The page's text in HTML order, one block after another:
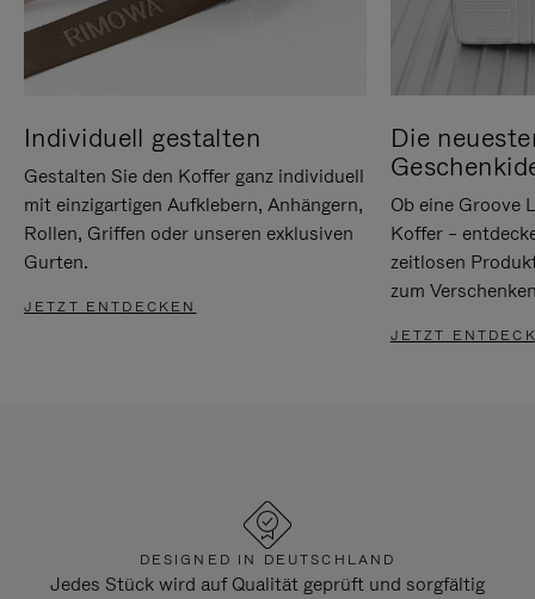
Individuell gestalten
Gestalten Sie den Koffer ganz individuell
mit einzigartigen Aufklebern, Anhängern,
Rollen, Griffen oder unseren exklusiven
Gurten.
JETZT ENTDECKEN
Die
Ob eine Groove
Koffer –
zeitlosen
zum
JETZT
DESIGNED IN DEUTSCHLAND
Jedes Stück wird auf Qualität geprüft und sorgfältig